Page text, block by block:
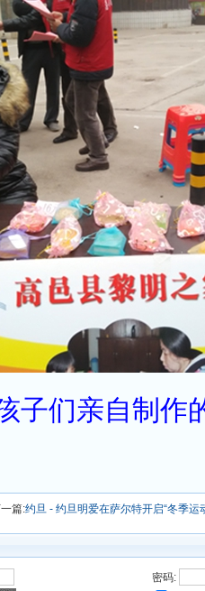
子们亲自制作
篇:约旦 - 约旦明爱在萨尔特开启“冬季运
密码: